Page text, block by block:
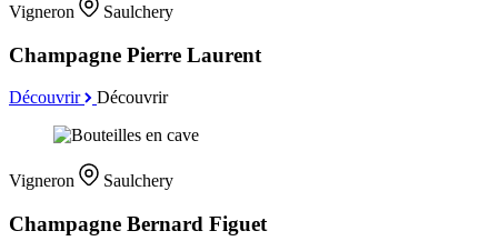
Vigneron Saulchery
Champagne Pierre Laurent
Découvrir Découvrir
Vigneron Saulchery
Champagne Bernard Figuet